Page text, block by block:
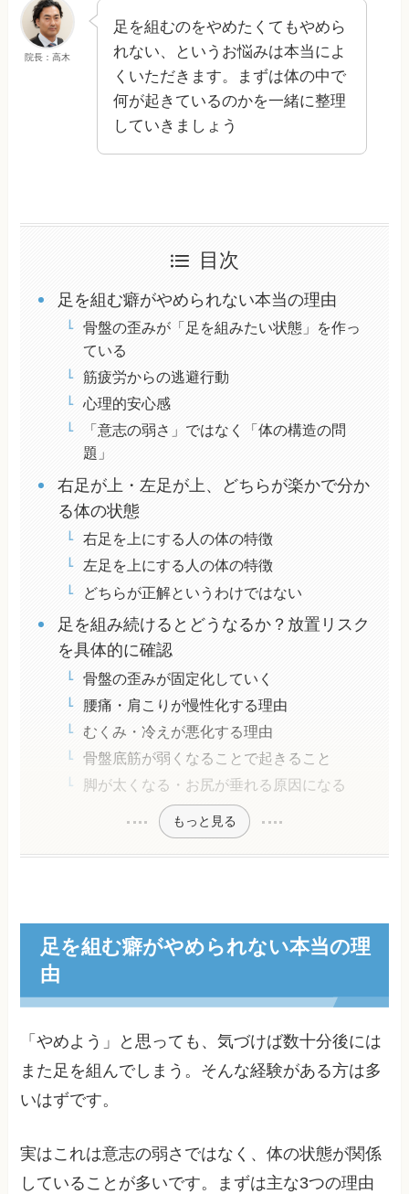
院長：高木
足を組むのをやめたくてもやめら
れない、というお悩みは本当によ
くいただきます。まずは体の中で
何が起きているのかを一緒に整理
していきましょう
目次
足を組む癖がやめられない本当の理由
骨盤の歪みが「足を組みたい状態」を作っ
ている
筋疲労からの逃避行動
心理的安心感
「意志の弱さ」ではなく「体の構造の問
題」
右足が上・左足が上、どちらが楽かで分か
る体の状態
右足を上にする人の体の特徴
左足を上にする人の体の特徴
どちらが正解というわけではない
足を組み続けるとどうなるか？放置リスク
を具体的に確認
骨盤の歪みが固定化していく
腰痛・肩こりが慢性化する理由
むくみ・冷えが悪化する理由
骨盤底筋が弱くなることで起きること
脚が太くなる・お尻が垂れる原因になる
もっと見る
足を組む癖がやめられない本当の理
由
「やめよう」と思っても、気づけば数十分後には
また足を組んでしまう。そんな経験がある方は多
いはずです。
実はこれは意志の弱さではなく、体の状態が関係
していることが多いです。まずは主な3つの理由